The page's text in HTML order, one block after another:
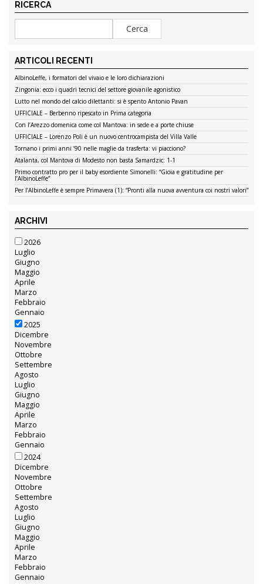
RICERCA
ARTICOLI RECENTI
AlbinoLeffe, i formatori del vivaio e le loro dichiarazioni
Zingonia: ecco i quadri tecnici del settore giovanile agonistico
Lutto nel mondo del calcio dilettanti: si è spento Antonio Pavan
UFFICIALE – Berbenno ripescato in Prima categoria
Con l’Arezzo domenica come col Mantova: in sede e a porte chiuse
UFFICIALE – Lorenzo Poli è un nuovo centrocampista del Villa Valle
Tornano i primi anni ’90 nelle maglie da trasferta: vi piacciono?
Atalanta, col Mantova di Modesto non basta Samardzic: 1-1
Primo contratto pro per il baby esordiente Simonelli: “Gioia e gratitudine per
l’AlbinoLeffe”
Per l’AlbinoLeffe è sempre Primavera (1): “Pronti alla nuova avventura coi nostri valori”
ARCHIVI
2026
Luglio
Giugno
Maggio
Aprile
Marzo
Febbraio
Gennaio
2025
Dicembre
Novembre
Ottobre
Settembre
Agosto
Luglio
Giugno
Maggio
Aprile
Marzo
Febbraio
Gennaio
2024
Dicembre
Novembre
Ottobre
Settembre
Agosto
Luglio
Giugno
Maggio
Aprile
Marzo
Febbraio
Gennaio